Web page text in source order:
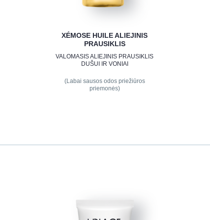
XÉMOSE HUILE ALIEJINIS
PRAUSIKLIS
VALOMASIS ALIEJINIS PRAUSIKLIS
DUŠUI IR VONIAI
(Labai sausos odos priežiūros
priemonės)